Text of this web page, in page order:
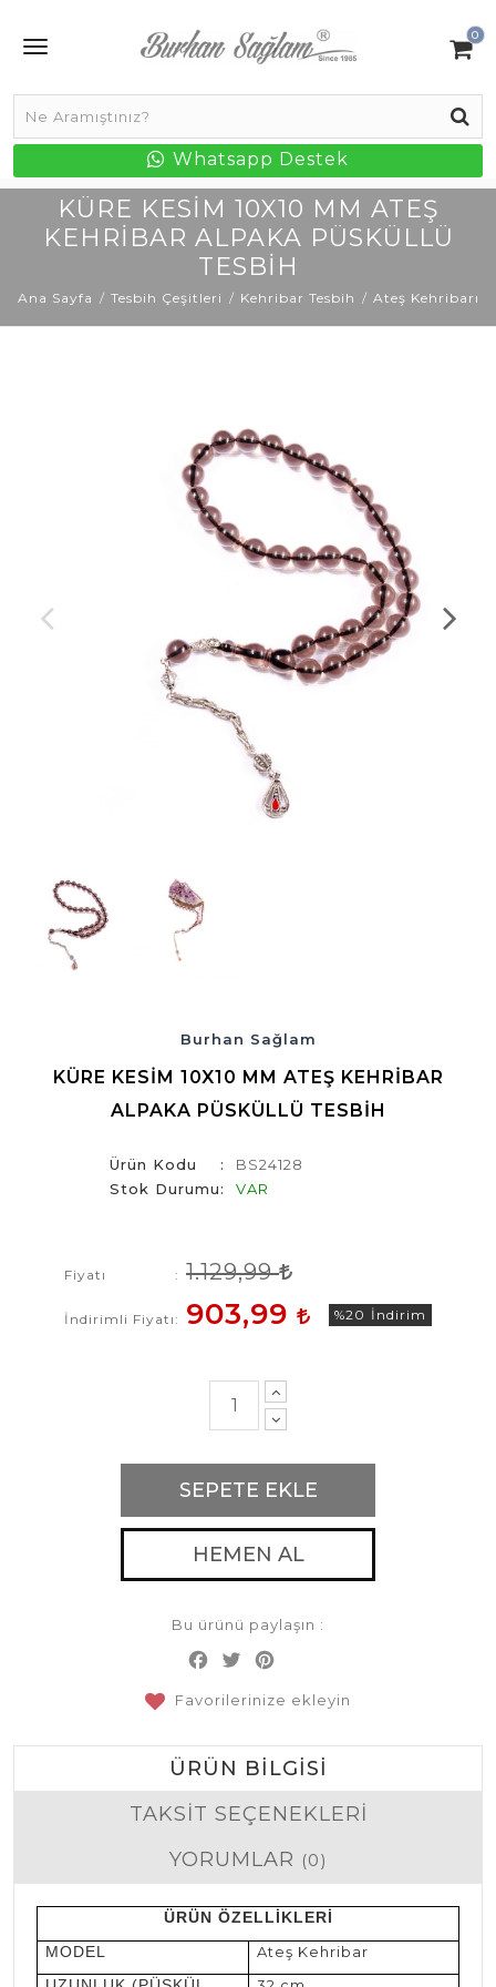
0
Whatsapp Destek
KÜRE KESIM 10X10 MM ATEŞ
KEHRIBAR ALPAKA PÜSKÜLLÜ
TESBIH
Ana Sayfa Tesbih Çeşitleri Kehribar Tesbih Ateş Kehribarı
Burhan Sağlam
KÜRE KESIM 10X10 MM ATEŞ KEHRIBAR
ALPAKA PÜSKÜLLÜ TESBIH
Ürün Kodu
BS24128
Stok Durumu
VAR
Fiyatı 1.129,99
İndirimli Fiyatı 903,99 %20 İndirim
SEPETE EKLE
HEMEN AL
Bu ürünü paylaşın :
Facebook
Twitter
Favorilerinize ekleyin
ÜRÜN BILGISI
TAKSIT SEÇENEKLERI
YORUMLAR (0)
ÜRÜN ÖZELLİKLERİ
MODEL
Ateş Kehribar